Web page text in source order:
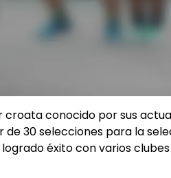
croata conocido por sus
30 selecciones para la
éxito con varios